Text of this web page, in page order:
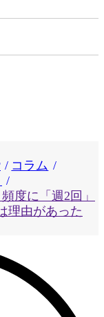
コラム
度に「週2回」
理由があった